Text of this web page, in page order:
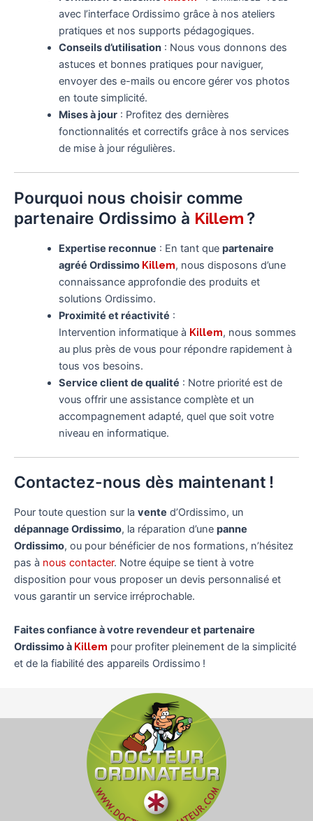
avec l’interface Ordissimo grâce à nos ateliers
pratiques et nos supports pédagogiques.
Conseils d’utilisation: Nous vous donnons des
astuces et bonnes pratiques pour naviguer,
envoyer des e-mails ou encore gérer vos photos
en toute simplicité.
Mises à jour: Profitez des dernières
fonctionnalités et correctifs grâce à nos services
de mise à jour régulières.
Pourquoi nous choisir comme
partenaire Ordissimo à Killem ?
Expertise reconnue : En tant que partenaire
agréé Ordissimo Killem, nous disposons d’une
connaissance approfondie des produits et
solutions Ordissimo.
Proximité et réactivité :
Intervention informatique à Killem, nous sommes
au plus près de vous pour répondre rapidement à
tous vos besoins.
Service client de qualité : Notre priorité est de
vous offrir une assistance complète et un
accompagnement adapté, quel que soit votre
niveau en informatique.
Contactez-nous dès maintenant !
Pour toute question sur la vente d’Ordissimo, un
dépannage Ordissimo, la réparation d’une panne
Ordissimo, ou pour bénéficier de nos formations, n’hésitez
pas à nous contacter. Notre équipe se tient à votre
disposition pour vous proposer un devis personnalisé et
vous garantir un service irréprochable.
Faites confiance à votre revendeur et partenaire
Ordissimo à Killem pour profiter pleinement de la simplicité
et de la fiabilité des appareils Ordissimo !